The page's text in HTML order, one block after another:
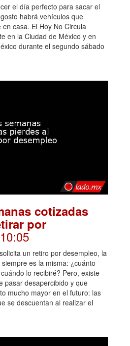
el día perfecto para sacar el
habrá vehículos que
casa. El Hoy No Circula
en la Ciudad de México y en
durante el segundo sábado
cotizadas
por
un retiro por desempleo, la
es la misma: ¿cuánto
lo recibiré? Pero, existe
pasar desapercibido y que
mucho mayor en el futuro: las
se descuentan al realizar el